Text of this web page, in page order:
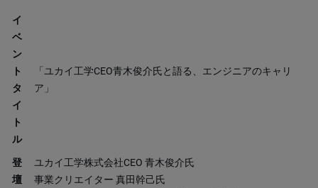
イ
ベ
ン
ト
タ
イ
ト
ル
「ユカイ工学CEO青木俊介氏と語る、エンジニアのキャリ
ア」
登
壇
ユカイ工学株式会社CEO 青木俊介氏
事業クリエイター 真田幹己氏